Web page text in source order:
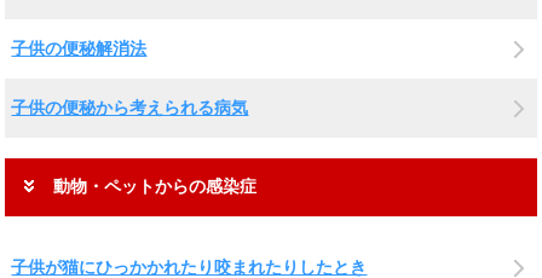
子供の便秘解消法
子供の便秘から考えられる病気
動物・ペットからの感染症
子供が猫にひっかかれたり咬まれたりしたとき